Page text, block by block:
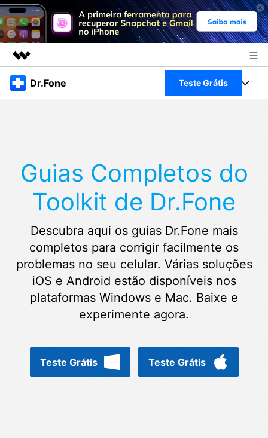
Produtos em destaque
Sala de imprensa
Dr.Fone Teste Grátis
Para PC
Para Celular
Ver Todos Os Aplicativos
Guia & Suporte
Ações rápidas
Centro de Ajuda
Transferir Dados
Gerenciador de dados
Reparar Celular
Proteção do celular
Encontre Mais Soluções
Entrar
Guias Completos do
Toolkit de Dr.Fone
Descubra aqui os guias Dr.Fone mais
completos para corrigir facilmente os
problemas no seu celular. Várias soluções
iOS e Android estão disponíveis nos
plataformas Windows e Mac. Baixe e
experimente agora.
Teste Grátis Teste Grátis